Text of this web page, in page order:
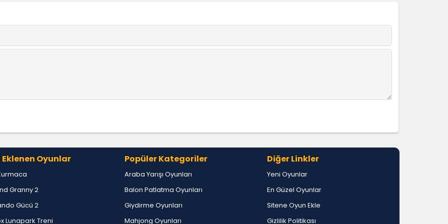
Eklenen Oyunlar
Granny 2
Gücü 2
Lunapark Treni
Popüler Kategoriler
Araba Yarışı Oyunları
Balon Patlatma Oyunları
Giydirme Oyunları
Mahjong Oyunları
Diğer Linkler
Yeni Oyunlar
En Güzel Oyunlar
Sitene Oyun Ekle
Gizlilik Politikası